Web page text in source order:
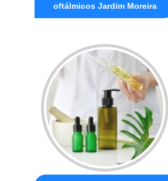
oftálmicos Jardim Moreira